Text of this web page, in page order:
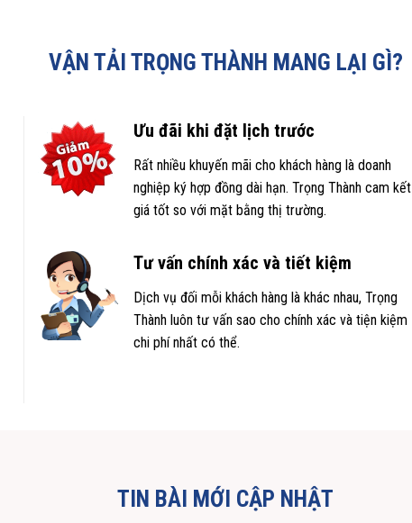
VẬN TẢI TRỌNG THÀNH MANG LẠI GÌ?
Ưu đãi khi đặt lịch trước
Rất nhiều khuyến mãi cho khách hàng là doanh
nghiệp ký hợp đồng dài hạn. Trọng Thành cam kết
giá tốt so với mặt bằng thị trường.
Tư vấn chính xác và tiết kiệm
Dịch vụ đối mỗi khách hàng là khác nhau, Trọng
Thành luôn tư vấn sao cho chính xác và tiện kiệm
chi phí nhất có thể.
TIN BÀI MỚI CẬP NHẬT